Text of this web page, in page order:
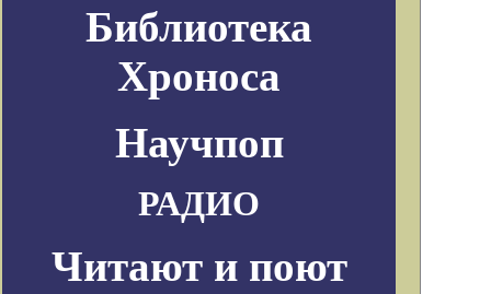
Библиотека
Хроноса
Научпоп
РАДИО
Читают и поют